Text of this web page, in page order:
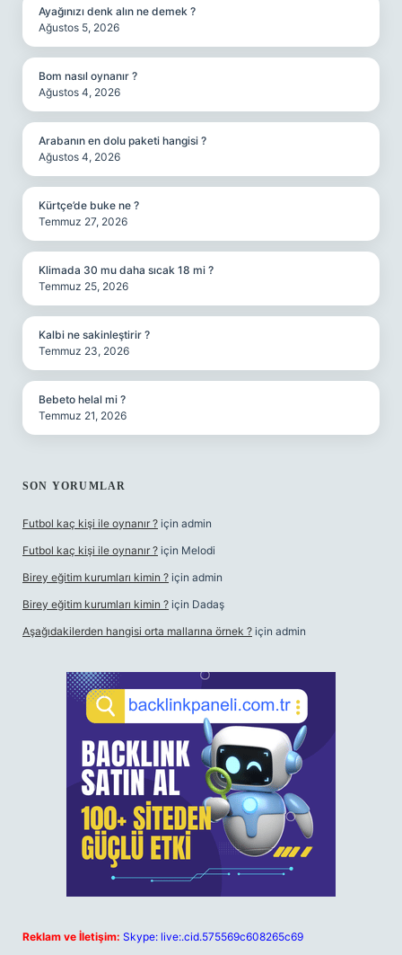
Ayağınızı denk alın ne demek ?
Ağustos 5, 2026
Bom nasıl oynanır ?
Ağustos 4, 2026
Arabanın en dolu paketi hangisi ?
Ağustos 4, 2026
Kürtçe’de buke ne ?
Temmuz 27, 2026
Klimada 30 mu daha sıcak 18 mi ?
Temmuz 25, 2026
Kalbi ne sakinleştirir ?
Temmuz 23, 2026
Bebeto helal mi ?
Temmuz 21, 2026
SON YORUMLAR
Futbol kaç kişi ile oynanır ? için admin
Futbol kaç kişi ile oynanır ? için Melodi
Birey eğitim kurumları kimin ? için admin
Birey eğitim kurumları kimin ? için Dadaş
Aşağıdakilerden hangisi orta mallarına örnek ? için admin
Reklam ve İletişim: Skype: live:.cid.575569c608265c69